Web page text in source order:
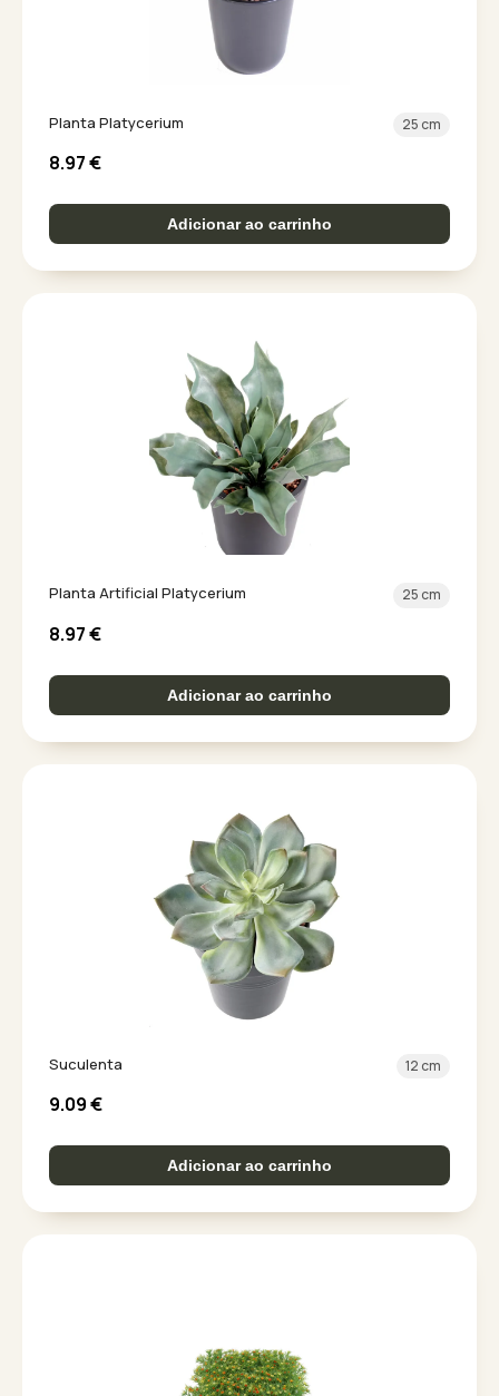
Planta Platycerium 25 cm
8.97€
Adicionar ao carrinho
Planta Artificial Platycerium 25 cm
8.97€
Adicionar ao carrinho
Suculenta 12 cm
9.09€
Adicionar ao carrinho